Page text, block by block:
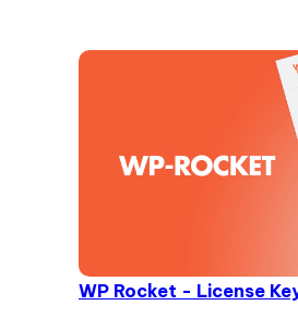
WP Rocket - License